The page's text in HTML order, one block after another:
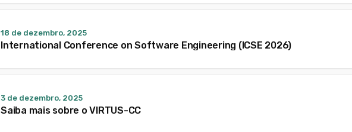
18 de dezembro, 2025
International Conference on Software Engineering (ICSE 2026)
3 de dezembro, 2025
Saiba mais sobre o VIRTUS-CC